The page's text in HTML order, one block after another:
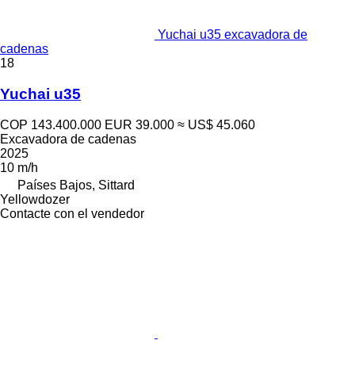
Yuchai u35 excavadora de
cadenas
18
Yuchai u35
COP 143.400.000 EUR 39.000 ≈ US$ 45.060
Excavadora de cadenas
2025
10 m/h
Países Bajos, Sittard
Yellowdozer
Contacte con el vendedor